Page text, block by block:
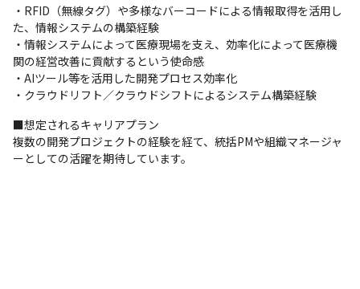
・RFID（無線タグ）や多様なバーコードによる情報取得を活用し
た、情報システムの構築経験
・情報システムによって医療現場を支え、効率化によって医療機
関の経営改善に貢献するという使命感
・AIツール等を活用した開発プロセス効率化
・クラウドリフト／クラウドシフトによるシステム構築経験
■想定されるキャリアプラン
複数の開発プロジェクトの経験を経て、統括PMや組織マネージャ
ーとしての活躍を期待しています。